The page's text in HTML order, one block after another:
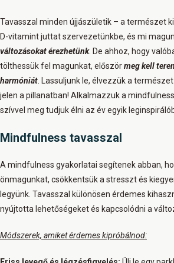
Tavasszal minden újjászületik – a természet
D-vitamint juttat szervezetünkbe, és mi
változásokat érezhetünk. De ahhoz, hogy
tölthessük fel magunkat, előszörmeg kell
harmóniát . Lassuljunk le, élvezzük a
jelen a pillanatban! Alkalmazzuk a
szívvel meg tudjuk élni az év egyik
Mindfulness tavasszal
A mindfulness gyakorlatai segítenek abban,
önmagunkat, csökkentsük a stresszt és
legyünk. Tavasszal különösen érdemes
nyújtotta lehetőségeket és kapcsolódni a
Módszerek, amiket érdemes kipróbálnod: